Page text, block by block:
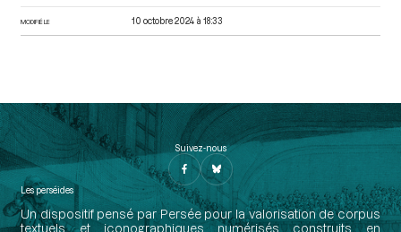
MODIFIÉ LE 10 octobre 2024 à 18:33
Suivez-nous
Les perséides
Un dispositif pensé par Persée pour la valorisation de corpus
textuels et iconographiques numérisés construits en